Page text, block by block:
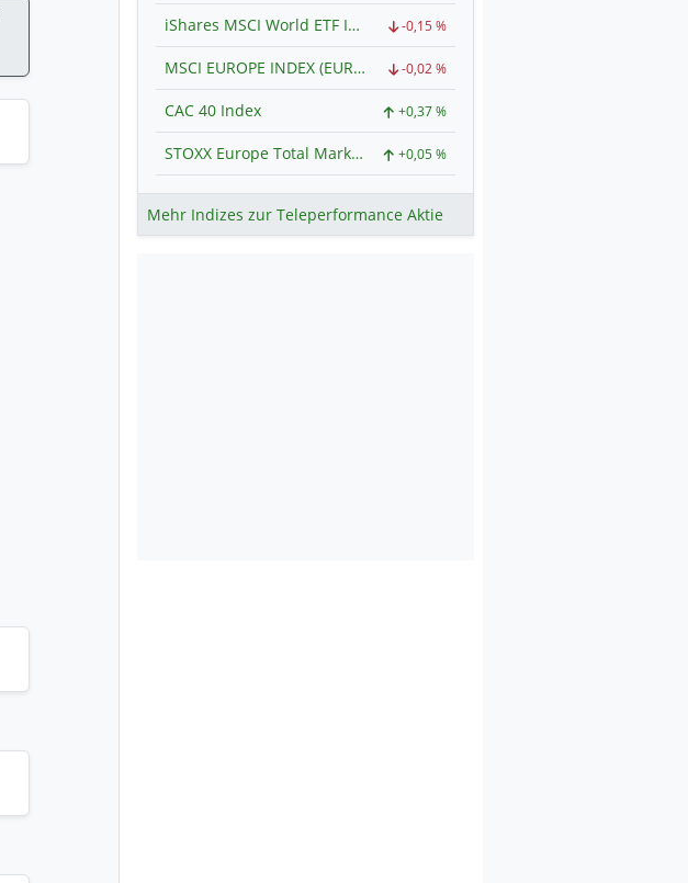
iShares MSCI World ETF Index -0,15 %
MSCI EUROPE INDEX (EUR) (Net Total Return) Index -0,02 %
CAC 40 Index +0,37 %
STOXX Europe Total Market USD (Net Return) Index +0,05 %
Mehr Indizes zur Teleperformance Aktie